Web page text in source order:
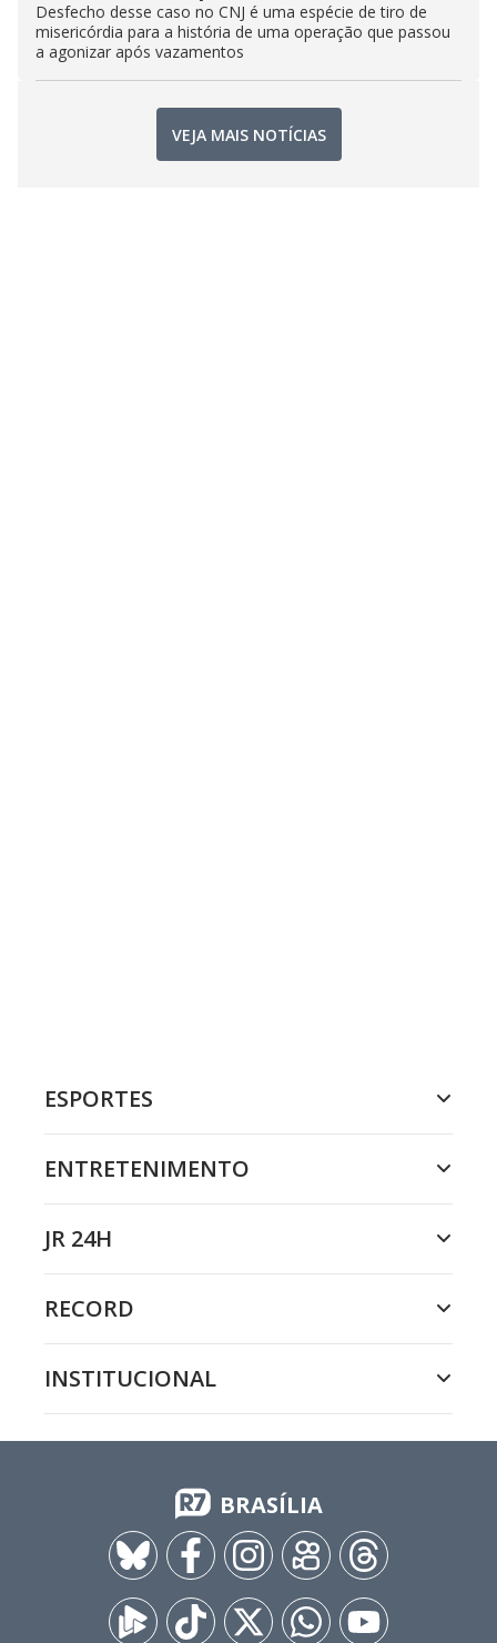
Desfecho desse caso no CNJ é uma espécie de tiro de
misericórdia para a história de uma operação que passou
a agonizar após vazamentos
VEJA MAIS NOTÍCIAS
ESPORTES
ENTRETENIMENTO
JR 24H
RECORD
INSTITUCIONAL
BRASÍLIA